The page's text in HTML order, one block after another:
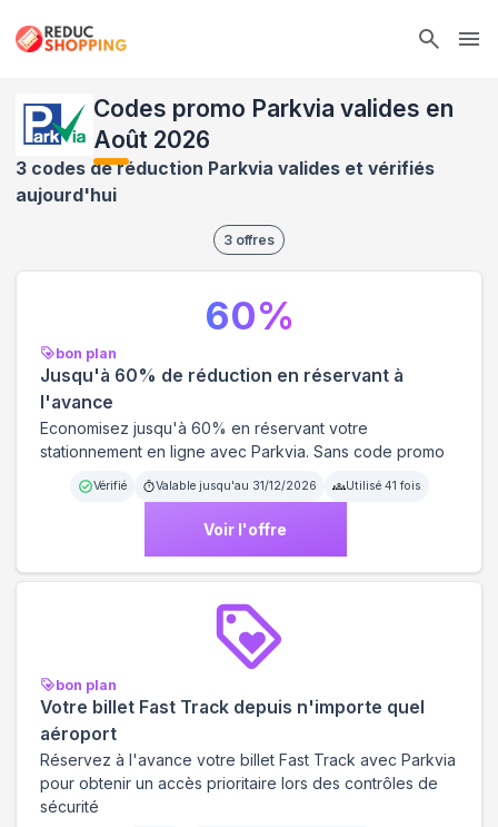
Codes promo Parkvia valides en
Août 2026
3 codes de réduction Parkvia valides et vérifiés
aujourd'hui
3 offres
bon plan
Jusqu'à 60% de réduction en réservant à
l'avance
Economisez jusqu'à 60% en réservant votre
stationnement en ligne avec Parkvia. Sans code promo
Vérifié Valable jusqu'au 31/12/2026 Utilisé 41 fois
Voir l'offre
60%
bon plan
Votre billet Fast Track depuis n'importe quel
aéroport
Réservez à l'avance votre billet Fast Track avec Parkvia
pour obtenir un accès prioritaire lors des contrôles de
sécurité